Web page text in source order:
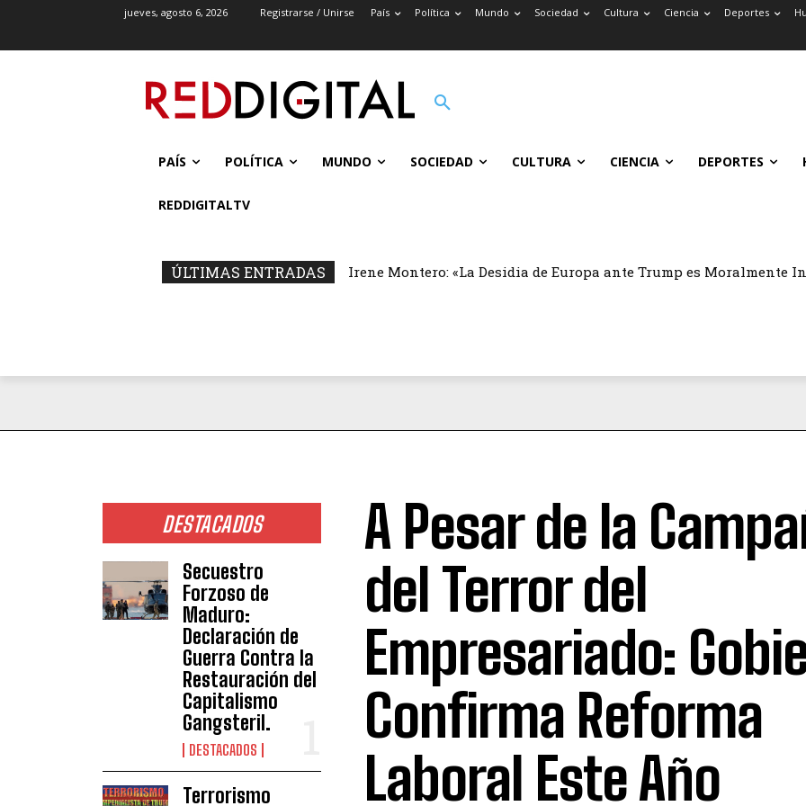
jueves, agosto 6, 2026 Registrarse / Unirse País Política Mundo Sociedad Cultura Ciencia Deportes
PAÍS POLÍTICA MUNDO SOCIEDAD CULTURA CIENCIA DEPORTES
REDDIGITALTV
ÚLTIMAS ENTRADAS Irene Montero: «La Desidia de Europa ante Trump es Moralmente
DESTACADOS
Secuestro
Forzoso de
Maduro:
Declaración de
Guerra Contra la
Restauración del
Capitalismo
Gangsteril.
DESTACADOS
Terrorismo
A Pesar de la
del Terror del
Empresariado:
Confirma Reforma
Laboral Este Año